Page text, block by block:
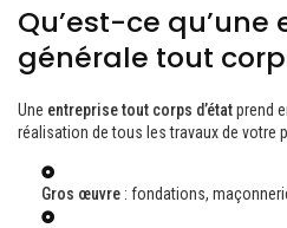
Qu’est-ce qu’une
générale tout
Une entreprise tout corps d’étatprend
réalisation de tous les travaux de votre
Gros œuvre : fondations,